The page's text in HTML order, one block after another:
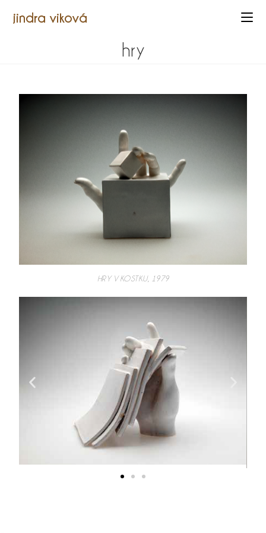
jindra viková
hry
HRY V KOSTKU, 1979